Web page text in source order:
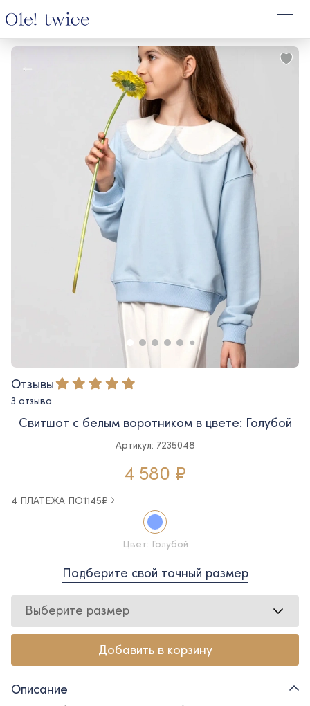
Отзывы
3 отзыва
Свитшот с белым воротником в цвете: Голубой
Артикул: 7235048
4 580 ₽
4 ПЛАТЕЖА ПО1145₽
Цвет: Голубой
Подберите свой точный размер
Выберите размер
Добавить в корзину
Описание